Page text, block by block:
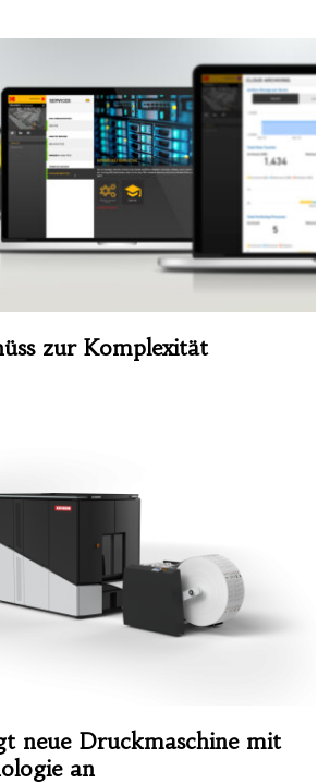
zur Komplexität
neue Druckmaschine mit
an